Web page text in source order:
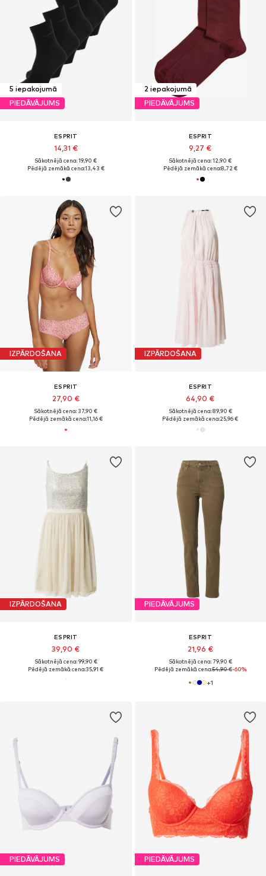
5 iepakojumā
PIEDĀVĀJUMS
ESPRIT
14,31 €
Sākotnējā cena: 19,90 €
Pēdējā zemākā cena:13,43 €
2 iepakojumā
PIEDĀVĀJUMS
ESPRIT
9,27 €
Sākotnējā cena: 12,90 €
Pēdējā zemākā cena:8,72 €
IZPĀRDOŠANA
ESPRIT
27,90 €
Sākotnējā cena: 37,90 €
Pēdējā zemākā cena:11,16 €
IZPĀRDOŠANA
ESPRIT
64,90 €
Sākotnējā cena: 89,90 €
Pēdējā zemākā cena:25,96 €
IZPĀRDOŠANA
ESPRIT
39,90 €
Sākotnējā cena: 99,90 €
Pēdējā zemākā cena:35,91 €
PIEDĀVĀJUMS
ESPRIT
21,96 €
Sākotnējā cena: 79,90 €
Pēdējā zemākā cena:54,90 €-60%
+1
PIEDĀVĀJUMS PIEDĀVĀJUMS